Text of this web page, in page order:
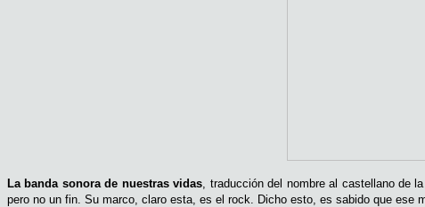
La banda sonora de nuestras vidas , traducción del nombre al castellano de
pero no un fin. Su marco, claro esta, es el rock. Dicho esto, es sabido que ese